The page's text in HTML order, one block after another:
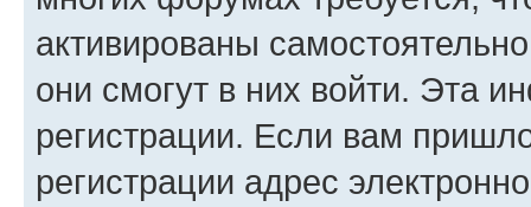
активированы
они смогут в них войти. Эта
регистрации. Если вам
регистрации адрес